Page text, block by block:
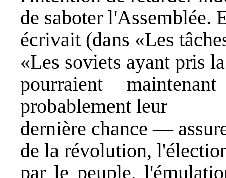
de saboter l'Assemblée.
écrivait (dans «Les
«Les soviets ayant pris
pourraient
probablement leur
dernière chance —
de la révolution,
par le peuple,